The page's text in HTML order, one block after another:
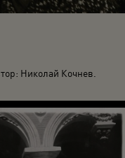
Николай Кочнев.